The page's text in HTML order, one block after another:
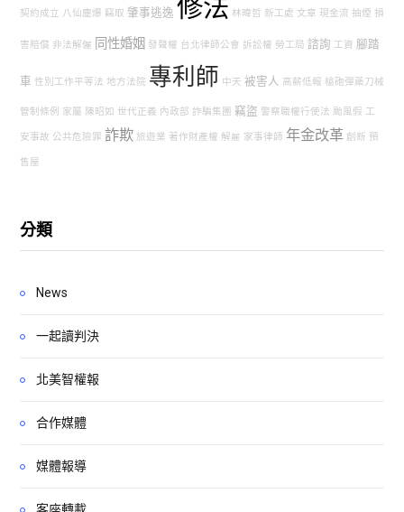
契約成立 八仙塵爆 竊取 肇事逃逸 修法 林暐哲 新工處 文章 現金流 抽煙 損
害賠償 非法解僱 同性婚姻 發聲權 台北律師公會 訴訟權 勞工局 諮詢 工資 腳踏
車 性別工作平等法 地方法院 專利師 中天 被害人 高薪低報 槍砲彈藥刀械
管制條例 家屬 陳昭如 世代正義 內政部 詐騙集團 竊盜 警察職權行使法 颱風假 工
安事故 公共危險罪 詐欺 旅遊業 著作財產權 解雇 家事律師 年金改革 創新 預
售屋
分類
News
一起讀判決
北美智權報
合作媒體
媒體報導